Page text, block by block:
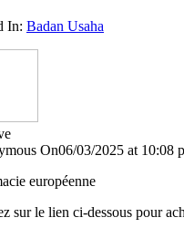
In: Badan Usaha
On06/03/2025 at 10:08
européenne
sur le lien ci-dessous pour